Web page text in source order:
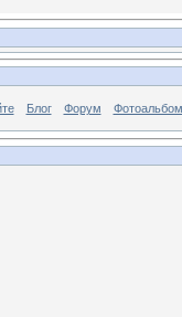
Блог Форум